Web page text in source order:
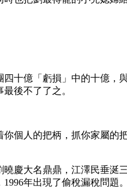
十億「虧損」中的十億，
後不了了之。
個人的把柄，抓你家屬的
慶大名鼎鼎，江澤民垂涎
年出現了偷稅漏稅問題